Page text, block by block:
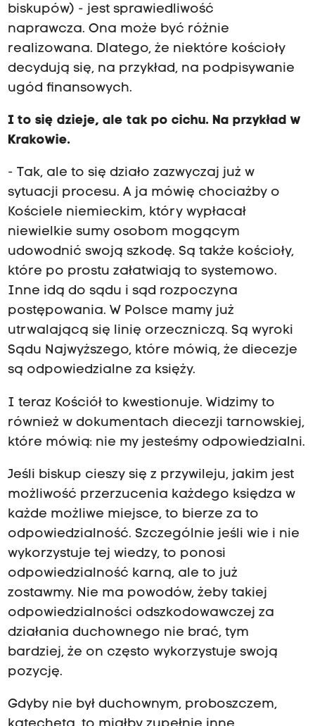
biskupów) - jest sprawiedliwość
naprawcza. Ona może być różnie
realizowana. Dlatego, że niektóre kościoły
decydują się, na przykład, na podpisywanie
ugód finansowych.
I to się dzieje, ale tak po cichu. Na przykład w
Krakowie.
- Tak, ale to się działo zazwyczaj już w
sytuacji procesu. A ja mówię chociażby o
Kościele niemieckim, który wypłacał
niewielkie sumy osobom mogącym
udowodnić swoją szkodę. Są także kościoły,
które po prostu załatwiają to systemowo.
Inne idą do sądu i sąd rozpoczyna
postępowania. W Polsce mamy już
utrwalającą się linię orzeczniczą. Są wyroki
Sądu Najwyższego, które mówią, że diecezje
są odpowiedzialne za księży.
I teraz Kościół to kwestionuje. Widzimy to
również w dokumentach diecezji tarnowskiej,
które mówią: nie my jesteśmy odpowiedzialni.
Jeśli biskup cieszy się z przywileju, jakim jest
możliwość przerzucenia każdego księdza w
każde możliwe miejsce, to bierze za to
odpowiedzialność. Szczególnie jeśli wie i nie
wykorzystuje tej wiedzy, to ponosi
odpowiedzialność karną, ale to już
zostawmy. Nie ma powodów, żeby takiej
odpowiedzialności odszkodowawczej za
działania duchownego nie brać, tym
bardziej, że on często wykorzystuje swoją
pozycję.
Gdyby nie był duchownym, proboszczem,